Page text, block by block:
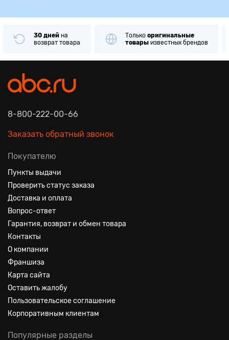
30 дней на
возврат товара
Только оригинальные
товары известных брендов
8-800-222-00-66
Заказать обратный звонок
Покупателю
Пункты выдачи
Проверить статус заказа
Доставка и оплата
Вопрос-ответ
Гарантия, возврат и обмен товара
Контакты
О компании
Франшиза
Карта сайта
Оставить жалобу
Пользовательское соглашение
Корпоративным клиентам
Популярные разделы